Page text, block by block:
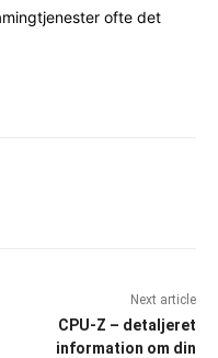
ofte det
Next article
CPU-Z – detaljeret
information om din